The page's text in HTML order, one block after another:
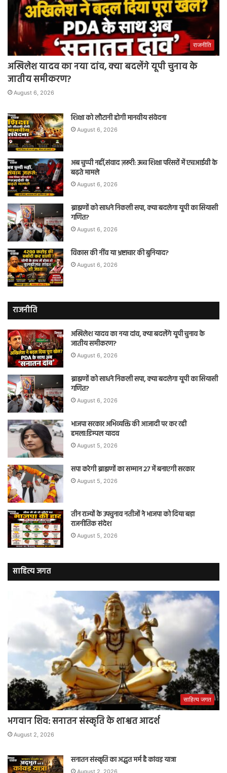
राजनीति
अखिलेश यादव का नया दांव, क्या बदलेंगे यूपी चुनाव के
जातीय समीकरण?
August 6, 2026
शिक्षा को लौटानी होगी मानवीय संवेदना
August 6, 2026
अब चुप्पी नहीं,संवाद ज़रूरी: उच्च शिक्षा परिसरों में एचआईवी के
बढ़ते मामले
August 6, 2026
ब्राह्मणों को साधने निकली सपा, क्या बदलेगा यूपी का सियासी
गणित?
August 6, 2026
विकास की नींव या भ्रष्टाचार की बुनियाद?
August 6, 2026
राजनीति
अखिलेश यादव का नया दांव, क्या बदलेंगे यूपी चुनाव के
जातीय समीकरण?
August 6, 2026
ब्राह्मणों को साधने निकली सपा, क्या बदलेगा यूपी का सियासी
गणित?
August 6, 2026
भाजपा सरकार अभिव्यक्ति की आजादी पर कर रही
हमला:डिम्पल यादव
August 5, 2026
सपा करेगी ब्राह्मणों का सम्मान 27 में बनाएगी सरकार
August 5, 2026
तीन राज्यों के उपचुनाव नतीजों ने भाजपा को दिया बड़ा
राजनीतिक संदेश
August 5, 2026
साहित्य जगत
साहित्य जगत
भगवान शिव: सनातन संस्कृति के शाश्वत आदर्श
August 2, 2026
सनातन संस्कृति का अद्भुत मर्म है कांवड़ यात्रा
August 2, 2026